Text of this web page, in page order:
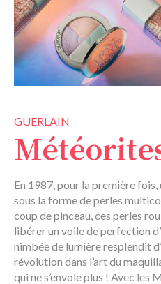
GUERLAIN
En 1987, pour la première
sous la forme de perles
coup de pinceau, ces perles
libérer un voile de perfection
nimbée de lumière resplendit
révolution dans l’art du
qui ne s’envole plus ! Avec les